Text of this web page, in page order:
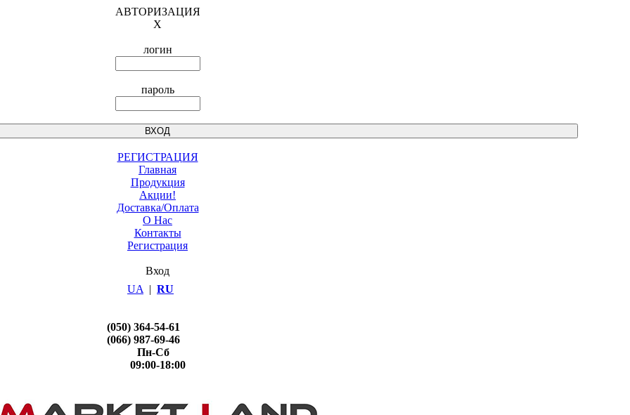
АВТОРИЗАЦИЯ
X
логин
пароль
РЕГИСТРАЦИЯ
Главная
Продукция
Акции!
Доставка/Оплата
О Нас
Контакты
Регистрация
Вход
UA | RU
(050) 364-54-61
(066) 987-69-46
Пн-Сб
09:00-18:00